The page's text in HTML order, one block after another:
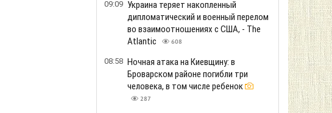
09:09 Украина теряет накопленный
дипломатический и военный перелом
во взаимоотношениях с США, - The
Atlantic
608
08:58 Ночная атака на Киевщину: в
Броварском районе погибли три
человека, в том числе ребенок
287